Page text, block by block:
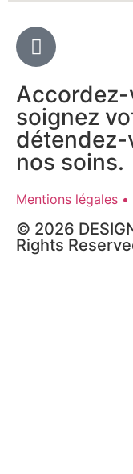
Accordez-
soignez
détendez-
nos soins.​
Mentions légales •
© 2026
Rights